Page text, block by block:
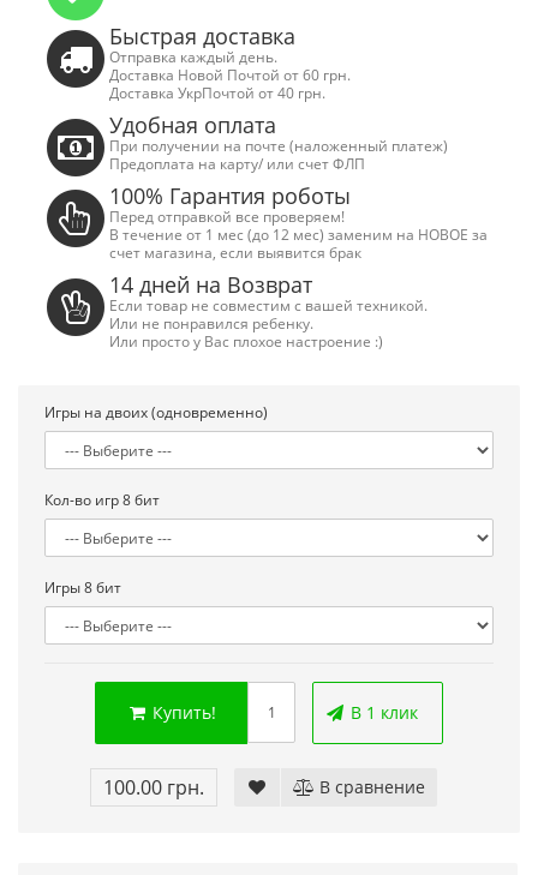
Сега МД 1 HD (HDMI, беспроводные
джойстики)
Код товара:1330-1
18 отзывов
Денди TY
550.00
Быстрая доставка
Отправка каждый день.
Доставка Новой Почтой от 60 грн.
Доставка УкрПочтой от 40 грн.
Удобная оплата
При получении на почте (наложенный платеж)
Предоплата на карту/ или счет ФЛП
100% Гарантия роботы
Перед отправкой все проверяем!
В течение от 1 мес (до 12 мес) заменим на НОВОЕ за
счет магазина, если выявится брак
14 дней на Возврат
Если товар не совместим с вашей техникой.
Или не понравился ребенку.
Или просто у Вас плохое настроение :)
Игры на двоих (одновременно)
Кол-во игр 8 бит
Игры 8 бит
Купить! В 1 клик
100.00 грн. В сравнение